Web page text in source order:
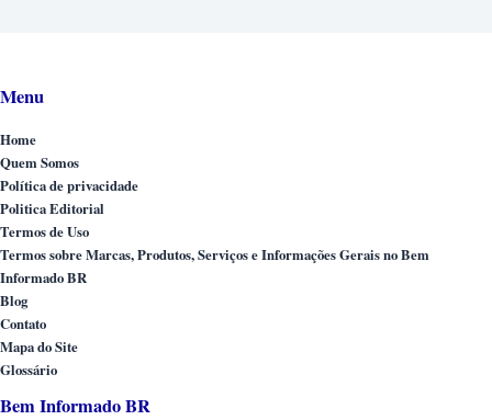
Menu
Home
Quem Somos
Política de privacidade
Politica Editorial
Termos de Uso
Termos sobre Marcas, Produtos, Serviços e Informações Gerais no Bem
Informado BR
Blog
Contato
Mapa do Site
Glossário
Bem Informado BR